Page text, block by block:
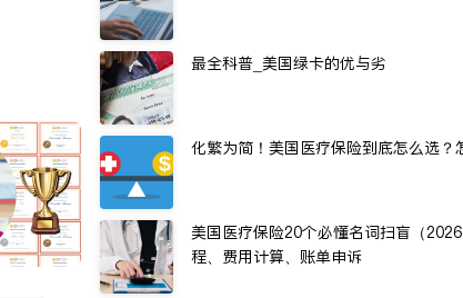
最全科普_美国绿卡的优与劣
化繁为简！美国医疗保险到底怎么选？
美国医疗保险20个必懂名词扫盲（
程、费用计算、账单申诉